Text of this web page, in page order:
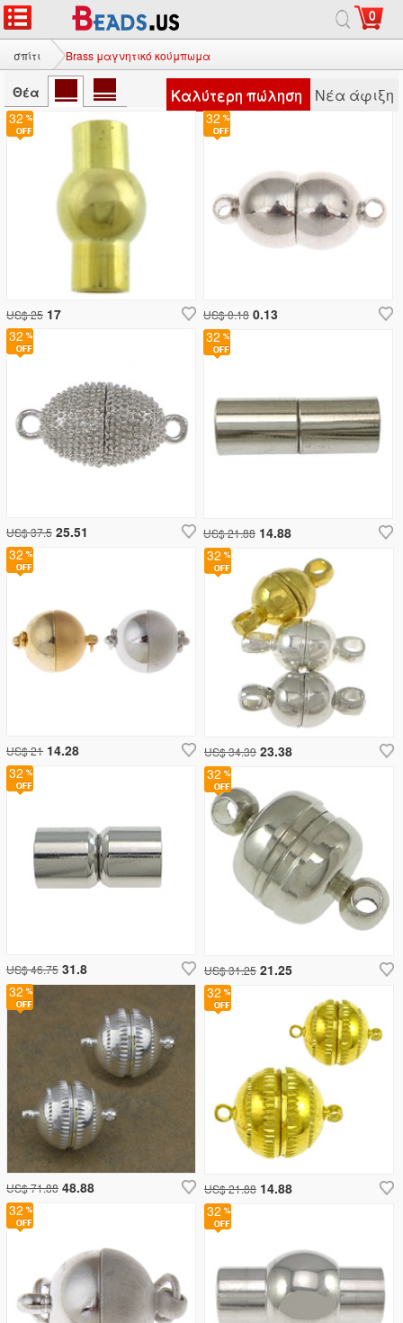
0
σπίτι Brass μαγνητικό κούμπωμα
Θέα Καλύτερη πώληση Νέα άφιξη
32
US$ 0.18 0.13
32
US$ 37.5 25.51
32
US$ 25 17
32
US$ 71.88 48.88
32
US$ 46.75 31.8
32
US$ 21.88 14.88
32
US$ 21 14.28
32
US$ 31.25 21.25
32
US$ 34.39 23.38
32
US$ 21.88 14.88
32
32